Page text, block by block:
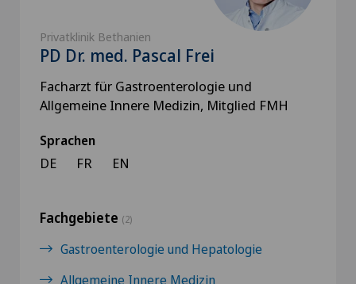
Privatklinik Bethanien
PD Dr. med. Pascal Frei
Facharzt für Gastroenterologie und
Allgemeine Innere Medizin, Mitglied FMH
Sprachen
DE FR EN
Fachgebiete (2)
Gastroenterologie und Hepatologie
Allgemeine Innere Medizin